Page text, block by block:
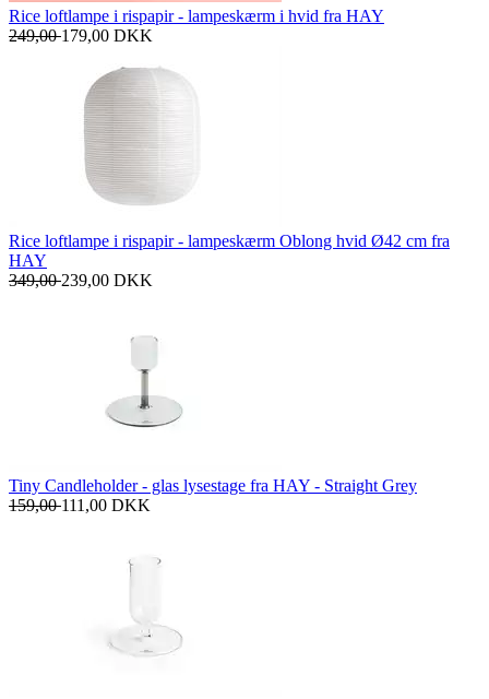
Rice loftlampe i rispapir - lampeskærm i hvid fra HAY
249,00179,00 DKK
Rice loftlampe i rispapir - lampeskærm Oblong hvid Ø42 cm fra
HAY
349,00239,00 DKK
Tiny Candleholder - glas lysestage fra HAY - Straight Grey
159,00111,00 DKK